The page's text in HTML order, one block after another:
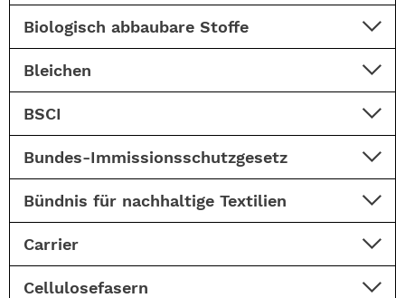
Biologisch abbaubare Stoffe
Bleichen
BSCI
Bundes-Immissionsschutzgesetz
Bündnis für nachhaltige Textilien
Carrier
Cellulosefasern